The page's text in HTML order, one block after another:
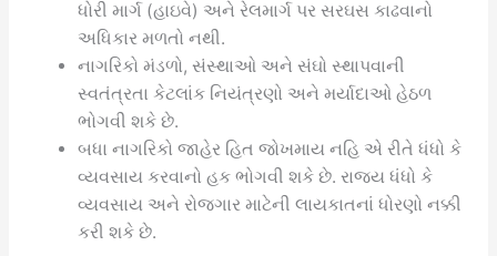
ધોરી માર્ગ (હાઇવે) અને રેલમાર્ગ પર સરઘસ કાઢવાનો
અધિકાર મળતો નથી.
નાગરિકો મંડળો, સંસ્થાઓ અને સંઘો સ્થાપવાની
સ્વતંત્રતા કેટલાંક નિયંત્રણો અને મર્યાદાઓ હેઠળ
ભોગવી શકે છે.
બધા નાગરિકો જાહેર હિત જોખમાય નહિ એ રીતે ધંધો કે
વ્યવસાય કરવાનો હક ભોગવી શકે છે. રાજ્ય ધંધો કે
વ્યવસાય અને રોજગાર માટેની લાયકાતનાં ધોરણો નક્કી
કરી શકે છે.